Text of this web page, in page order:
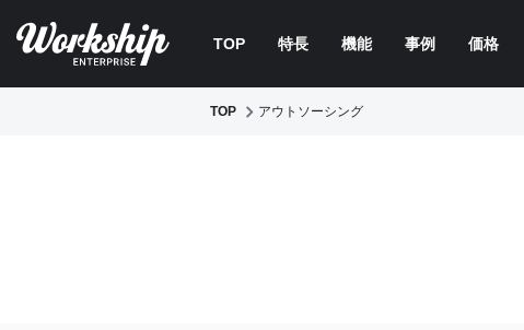
TOP 特長 機能 事例 価格
TOP アウトソーシング